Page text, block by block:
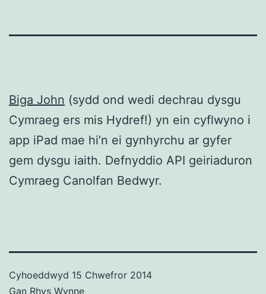
Biga John (sydd ond wedi dechrau dysgu
Cymraeg ers mis Hydref!) yn ein cyflwyno i
app iPad mae hi’n ei gynhyrchu ar gyfer
gem dysgu iaith. Defnyddio API geiriaduron
Cymraeg Canolfan Bedwyr.
Cyhoeddwyd 15 Chwefror 2014
Gan Rhys Wynne